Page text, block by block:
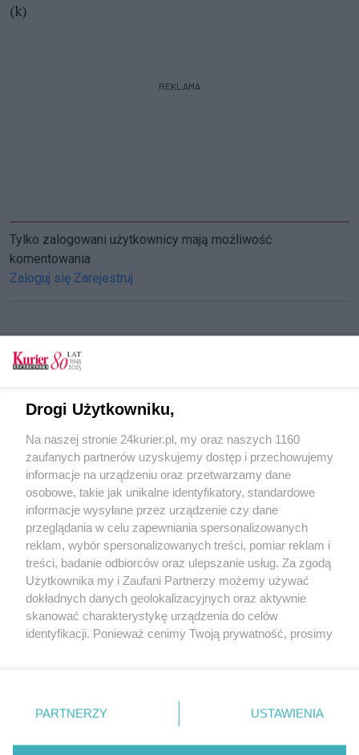
(k)
REKLAMA
Tylko zalogowani użytkownicy mają możliwość
komentowania
Zaloguj się Zarejestruj
CZYTAJ TAKŻE
Sumienie i obrona zwierząt. Demonstracja w
Szczecinie
Ratownicy uratowali osłabionego bielika
POGODA
24℃
Zobacz prognozę na 3 dni
Copyright © 2022 Kurier Szczeciński sp. z o.o.
Wszelkie prawa zastrzeżone
Drogi Użytkowniku,
Na naszej stronie 24kurier.pl, my oraz naszych 1160
zaufanych partnerów uzyskujemy dostęp i przechowujemy
informacje na urządzeniu oraz przetwarzamy dane
osobowe, takie jak unikalne identyfikatory, standardowe
informacje wysyłane przez urządzenie czy dane
przeglądania w celu zapewniania spersonalizowanych
reklam, wybór spersonalizowanych treści, pomiar reklam i
treści, badanie odbiorców oraz ulepszanie usług. Za zgodą
Użytkownika my i Zaufani Partnerzy możemy używać
dokładnych danych geolokalizacyjnych oraz aktywnie
skanować charakterystykę urządzenia do celów
identyfikacji. Ponieważ cenimy Twoją prywatność, prosimy
prywatności znajdujący się w lewym dolnym rogu strony
. Niektóre rodzaje przetwarzania danych nie wymagają
PARTNERZY USTAWIENIA